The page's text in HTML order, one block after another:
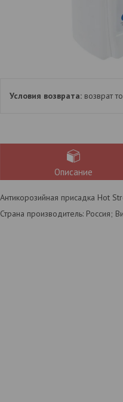
возврат
Описание
Антикорозийная присадка Hot
Страна производитель: Россия;